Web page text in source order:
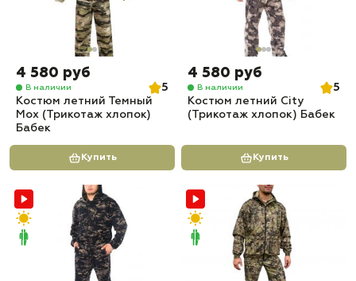
4 580 руб
В наличии
5
Костюм летний Темный
Мох (Трикотаж хлопок)
Бабек
Купить
4 580 руб
В наличии
5
Костюм летний City
(Трикотаж хлопок) Бабек
Купить